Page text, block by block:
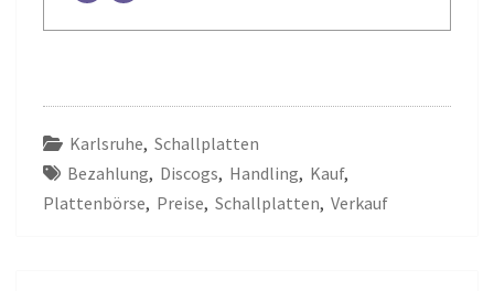
Karlsruhe, Schallplatten
Bezahlung, Discogs, Handling, Kauf,
Plattenbörse, Preise, Schallplatten, Verkauf